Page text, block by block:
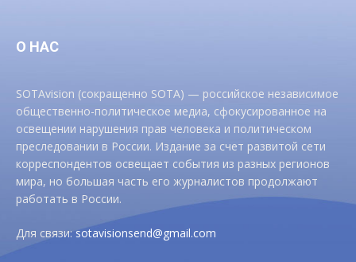
О НАС
SOTAvision (сокращенно SOTA) — российское независимое
общественно-политическое медиа, сфокусированное на
освещении нарушения прав человека и политическом
преследовании в России. Издание за счет развитой сети
корреспондентов освещает события из разных регионов
мира, но большая часть его журналистов продолжают
работать в России.
Для связи:sotavisionsend@gmail.com